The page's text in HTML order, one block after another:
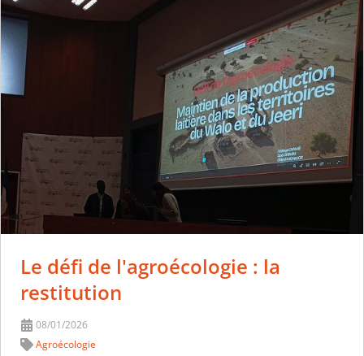
Le défi de l'agroécologie : la
restitution
08/01/2026
Agroécologie